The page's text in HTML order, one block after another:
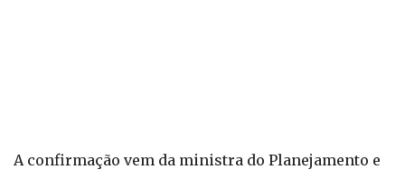
A confirmação vem da ministra do Planejamento e